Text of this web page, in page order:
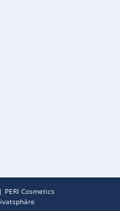
PERI Cosmetics